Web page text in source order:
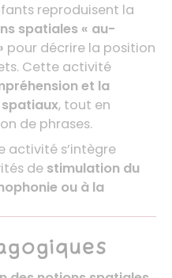
reproduisent la
spatiales « au-
pour décrire la position
Cette activité
et la
, tout en
de phrases.
activité s’intègre
de stimulation du
ou à la